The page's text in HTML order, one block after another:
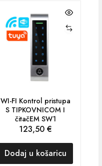
WI-FI Kontrol pristupa
S TIPKOVNICOM I
čitačEM SW1
123,50 €
Dodaj u košaricu